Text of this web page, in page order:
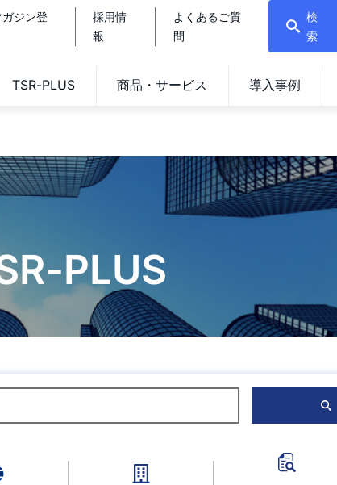
ガジン登
採用情
報
よくあるご質
問
検
索
TSR-PLUS 商品・サービス 導入事例
PLUS